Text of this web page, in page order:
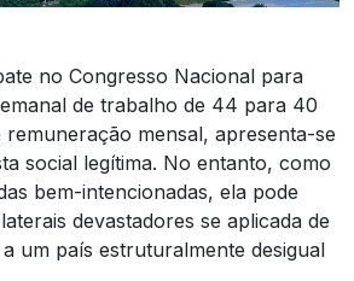
no Congresso Nacional para
de trabalho de 44 para 40
mensal, apresenta-se
social legítima. No entanto, como
bem-intencionadas, ela pode
devastadores se aplicada de
um país estruturalmente desigual